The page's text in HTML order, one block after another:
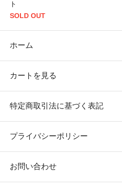
ト
SOLD OUT
ホーム
カートを見る
特定商取引法に基づく表記
プライバシーポリシー
お問い合わせ